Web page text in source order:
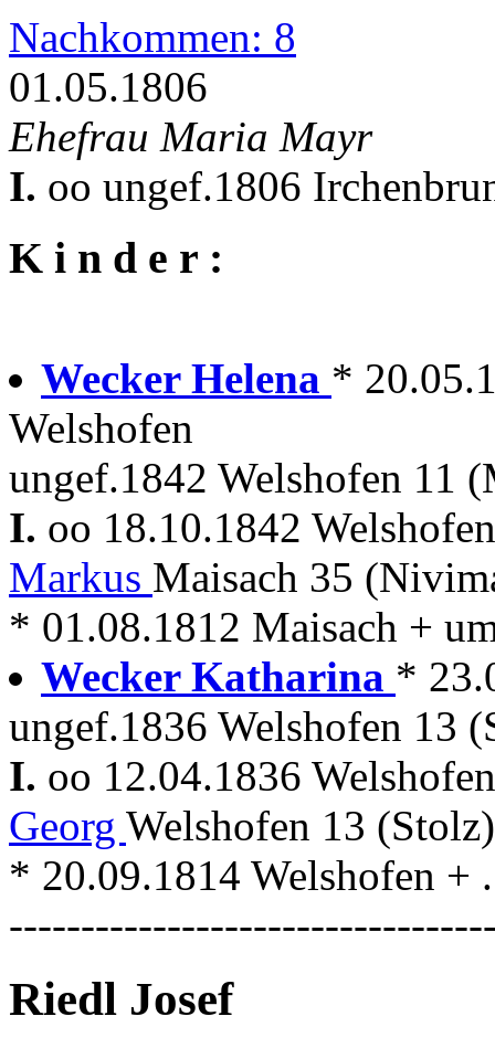
Nachkommen: 8
01.05.1806
Ehefrau Maria Mayr
I. oo ungef.1806
K i n d e r :
Wecker Helena *
Welshofen
ungef.1842 Welshofen 11
I. oo 18.10.1842
Markus Maisach 35
* 01.08.1812 Maisach +
Wecker Katharina *
ungef.1836 Welshofen 13
I. oo 12.04.1836
Georg Welshofen 13 (Stolz)
* 20.09.1814 Welshofen +
Riedl Josef